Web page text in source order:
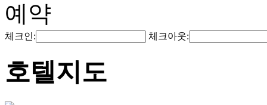
예약
체크인: 체크아웃:
호텔지도